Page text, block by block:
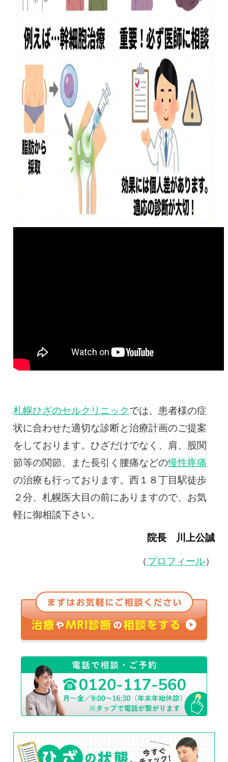
札幌ひざのセルクリニックでは、患者様の症
状に合わせた適切な診断と治療計画のご提案
をしております。ひざだけでなく、肩、股関
節等の関節、また長引く腰痛などの慢性疼痛
の治療も行っております。西１８丁目駅徒歩
２分、札幌医大目の前にありますので、お気
軽に御相談下さい。
院長 川上公誠
（プロフィール）